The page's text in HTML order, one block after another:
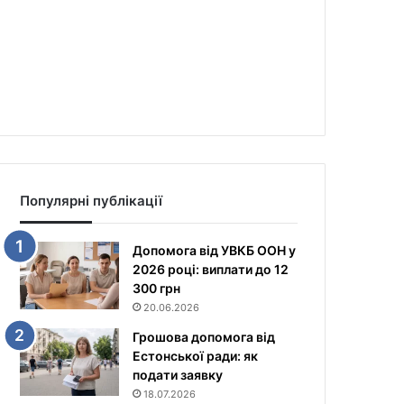
Популярні публікації
Допомога від УВКБ ООН у
2026 році: виплати до 12
300 грн
20.06.2026
Грошова допомога від
Естонської ради: як
подати заявку
18.07.2026